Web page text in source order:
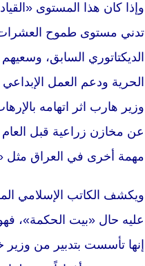
وإذا كان هذا المستوى
تدني مستوى طموح العشرات
الديكتاتوري السابق،
الحرية ودعم العمل
وزير هارب اثر اتهامه
مهمة أخرى في العراق مثل
ويكشف الكاتب الإسلامي
عليه حال «بيت الحكمة»،
إنها تأسست بتدبير من